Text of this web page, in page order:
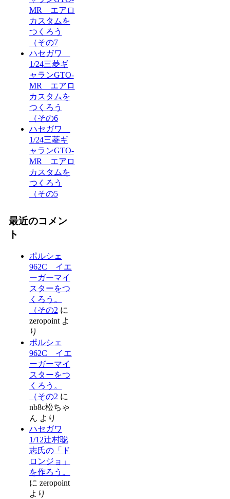
MR エアロ
カスタムを
つくろう
（その7
ハセガワ
1/24三菱ギ
ャランGTO-
MR エアロ
カスタムを
つくろう
（その6
ハセガワ
1/24三菱ギ
ャランGTO-
MR エアロ
カスタムを
つくろう
（その5
最近のコメン
ト
ポルシェ
962C イエ
ーガーマイ
スターをつ
くろう。
（その2 に
zeropointよ
り
ポルシェ
962C イエ
ーガーマイ
スターをつ
くろう。
（その2 に
nb8c松ちゃ
ん より
ハセガワ
1/12辻村聡
志氏の「ド
ロンジョ」
を作ろう。
に zeropoint
より